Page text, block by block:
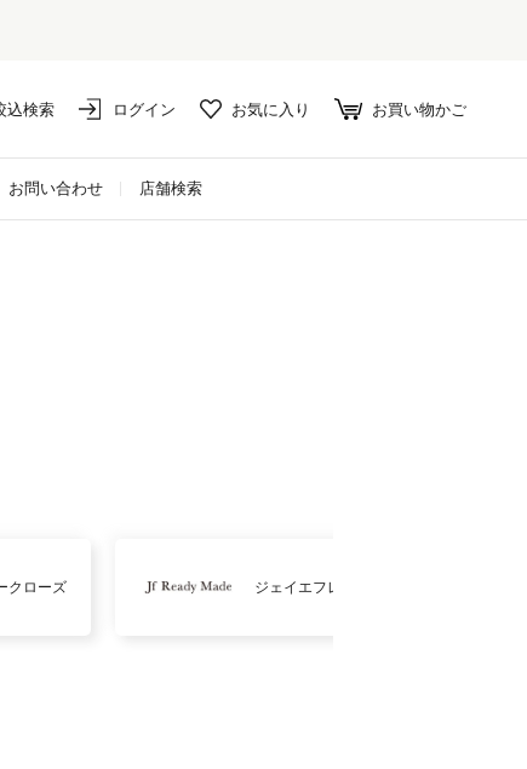
ポイント還元！
込検索 ログイン お気に入り お買い物かご
お問い合わせ 店舗検索
クローズ ジェイエフレディメイド